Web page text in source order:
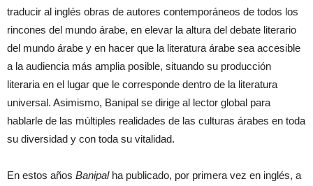
traducir al inglés obras de autores contemporáneos de todos los
rincones del mundo árabe, en elevar la altura del debate literario
del mundo árabe y en hacer que la literatura árabe sea accesible
a la audiencia más amplia posible, situando su producción
literaria en el lugar que le corresponde dentro de la literatura
universal. Asimismo, Banipal se dirige al lector global para
hablarle de las múltiples realidades de las culturas árabes en toda
su diversidad y con toda su vitalidad.
En estos años Banipalha publicado, por primera vez en inglés, a